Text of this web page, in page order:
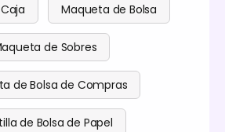
Maqueta de Bolsa
de Sobres
de Bolsa de Compras
de Bolsa de Papel